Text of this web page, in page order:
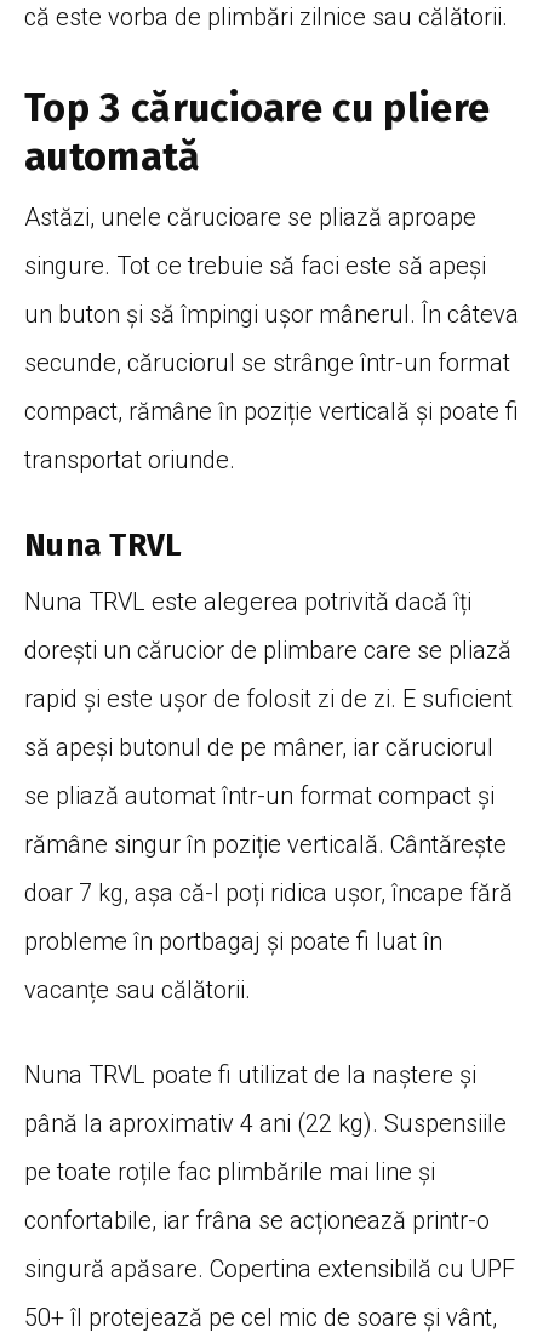
că este vorba de plimbări zilnice sau călătorii.
Top 3 cărucioare cu pliere
automată
Astăzi, unele cărucioare se pliază aproape
singure. Tot ce trebuie să faci este să apeși
un buton și să împingi ușor mânerul. În câteva
secunde, căruciorul se strânge într-un format
compact, rămâne în poziție verticală și poate fi
transportat oriunde.
Nuna TRVL
Nuna TRVL este alegerea potrivită dacă îți
dorești un cărucior de plimbare care se pliază
rapid și este ușor de folosit zi de zi. E suficient
să apeși butonul de pe mâner, iar căruciorul
se pliază automat într-un format compact și
rămâne singur în poziție verticală. Cântărește
doar 7 kg, așa că-l poți ridica ușor, încape fără
probleme în portbagaj și poate fi luat în
vacanțe sau călătorii.
Nuna TRVL poate fi utilizat de la naștere și
până la aproximativ 4 ani (22 kg). Suspensiile
pe toate roțile fac plimbările mai line și
confortabile, iar frâna se acționează printr-o
singură apăsare. Copertina extensibilă cu UPF
50+ îl protejează pe cel mic de soare și vânt,